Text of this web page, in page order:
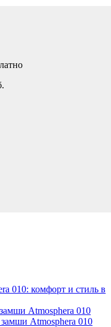
010: комфорт и стиль в
Atmosphera 010
Atmosphera 010